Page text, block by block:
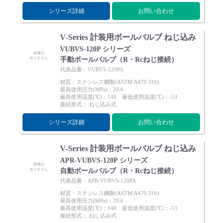
シリーズ詳細 お問い合わせ
V-Series 計装用ボールバルブ ねじ込み
VUBVS-120P シリーズ
手動ボールバルブ（R・Rcねじ接続）
代表品番：VUBVS-120PA
材質：ステンレス鋼製(ASTM A479 316)
最高使用圧力(MPa)：20.6
最高使用温度(℃)：148 最低使用温度(℃)：-53
接続形式： ねじ込み式
シリーズ詳細 お問い合わせ
V-Series 計装用ボールバルブ ねじ込み
APR-VUBVS-120P シリーズ
自動ボールバルブ（R・Rcねじ接続）
代表品番：APR-VUBVS-120PA
材質：ステンレス鋼製(ASTM A479 316)
最高使用圧力(MPa)：20.6
最高使用温度(℃)：148 最低使用温度(℃)：-53
接続形式： ねじ込み式